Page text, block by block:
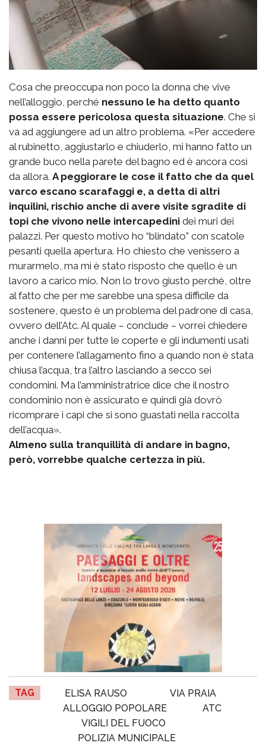
Cosa che preoccupa non poco la donna che vive
nell’alloggio, perché nessuno le ha detto quanto
possa essere pericolosa questa situazione. Che si
va ad aggiungere ad un altro problema. «Per accedere
al rubinetto, aggiustarlo e chiuderlo, mi hanno fatto un
grande buco nella parete del bagno ed è ancora così
da allora. A peggiorare le cose il fatto che da quel
varco escano scarafaggi e, a detta di altri
inquilini, rischio anche di avere visite sgradite di
topi che vivono nelle intercapedini dei muri dei
palazzi. Per questo motivo ho “blindato” con scatole
pesanti quella apertura. Ho chiesto che venissero a
murarmelo, ma mi è stato risposto che quello è un
lavoro a carico mio. Non lo trovo giusto perché, oltre
al fatto che per me sarebbe una spesa difficile da
sostenere, questo è un problema del padrone di casa,
ovvero dell’Atc. Al quale – conclude – vorrei chiedere
anche i danni per tutte le coperte e gli indumenti usati
per contenere l’allagamento fino a quando non è stata
chiusa l’acqua, tra l’altro lasciando a secco sei
condomini. Ma l’amministratrice dice che il nostro
condominio non è assicurato e quindi già dovrò
ricomprare i capi che si sono guastati nella raccolta
dell’acqua».
Almeno sulla tranquillità di andare in bagno,
però, vorrebbe qualche certezza in più.
TAG ELISA RAUSO
VIA PRAIA
ALLOGGIO POPOLARE
ATC
VIGILI DEL FUOCO
POLIZIA MUNICIPALE